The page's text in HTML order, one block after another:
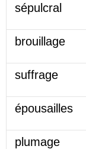
sépulcral
brouillage
suffrage
épousailles
plumage